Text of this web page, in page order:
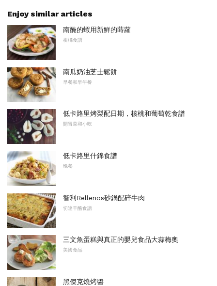
Enjoy similar articles
南醃的蝦用新鮮的蒔蘿
柑橘食譜
南瓜奶油芝士鬆餅
早餐和早午餐
低卡路里烤梨配日期，核桃和葡萄乾食譜
開胃菜和小吃
低卡路里什錦食譜
晚餐
智利Rellenos砂鍋配碎牛肉
切達干酪食譜
三文魚蛋糕與真正的嬰兒食品大蒜梅奧
美國食品
黑傑克燒烤醬